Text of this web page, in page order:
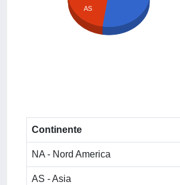
AS
Continente
NA - Nord America
AS - Asia